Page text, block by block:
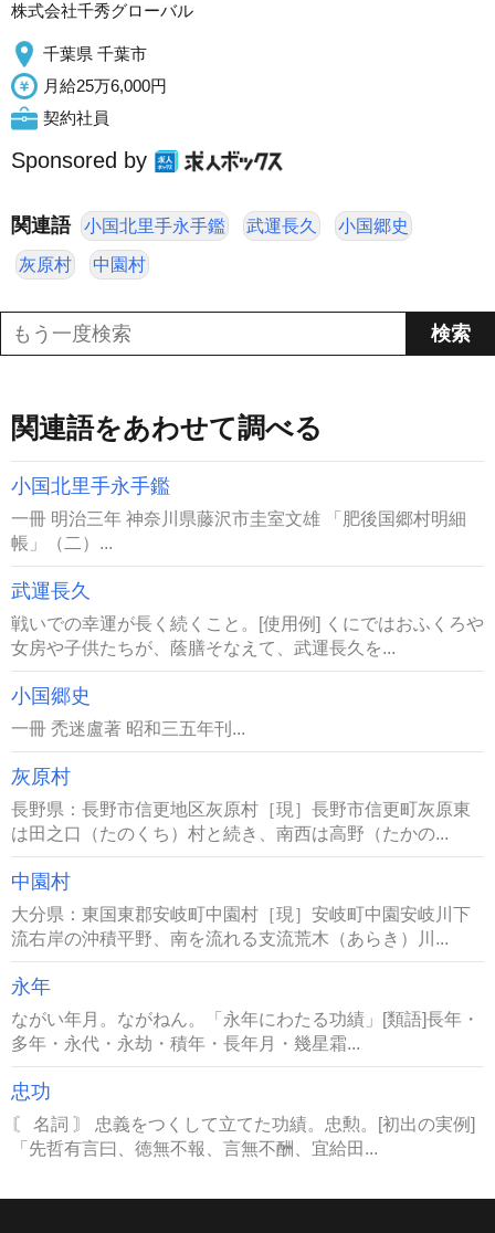
株式会社千秀グローバル
千葉県 千葉市
月給25万6,000円
契約社員
Sponsored by
関連語 小国北里手永手鑑 武運長久 小国郷史
灰原村 中園村
関連語をあわせて調べる
小国北里手永手鑑
一冊 明治三年 神奈川県藤沢市圭室文雄 「肥後国郷村明細
帳」（二）...
武運長久
戦いでの幸運が長く続くこと。[使用例] くにではおふくろや
女房や子供たちが、蔭膳そなえて、武運長久を...
小国郷史
一冊 禿迷盧著 昭和三五年刊...
灰原村
長野県：長野市信更地区灰原村［現］長野市信更町灰原東
は田之口（たのくち）村と続き、南西は高野（たかの...
中園村
大分県：東国東郡安岐町中園村［現］安岐町中園安岐川下
流右岸の沖積平野、南を流れる支流荒木（あらき）川...
永年
ながい年月。ながねん。「永年にわたる功績」[類語]長年・
多年・永代・永劫・積年・長年月・幾星霜...
忠功
〘 名詞 〙 忠義をつくして立てた功績。忠勲。[初出の実例]
「先哲有言曰、徳無不報、言無不酬、宜給田...